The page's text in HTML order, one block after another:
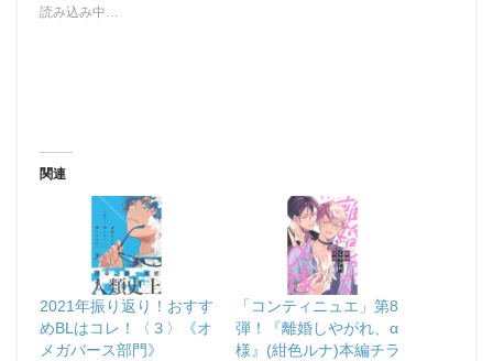
読み込み中…
関連
2021年振り返り！おすす
めBLはコレ！〈３〉《オ
メガバース部門》
「コンティニュエ」第8
弾！『離婚しやがれ、α
様』(紺色ルナ)本編チラ